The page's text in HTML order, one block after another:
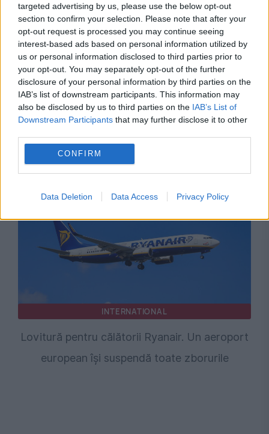
targeted advertising by us, please use the below opt-out
section to confirm your selection. Please note that after your
opt-out request is processed you may continue seeing
interest-based ads based on personal information utilized by
us or personal information disclosed to third parties prior to
your opt-out. You may separately opt-out of the further
disclosure of your personal information by third parties on the
IAB’s list of downstream participants. This information may
also be disclosed by us to third parties on the IAB’s List of
Downstream Participants that may further disclose it to other
CONFIRM
Data Deletion Data Access Privacy Policy
SOCIAL
Microsoft avertizează asupra atacurilor prin
Wi-Fi public. Hotelurile și aeroporturile, vizate
de hackeri ruși
INTERNATIONAL
Lovitură pentru călătorii Ryanair. Un aeroport
european își suspendă toate zborurile